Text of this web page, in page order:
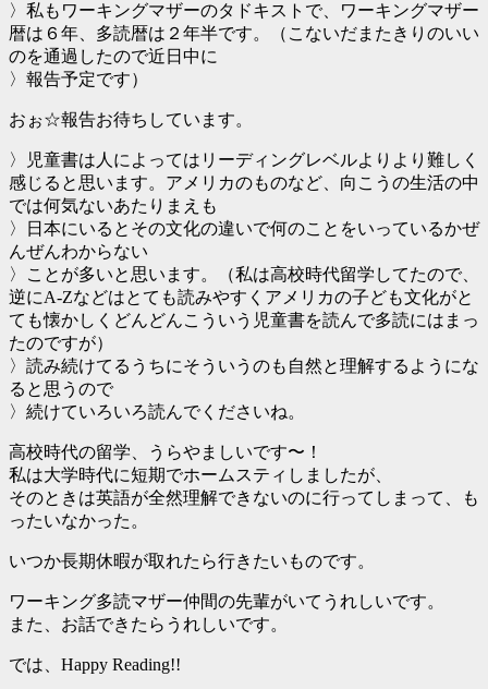
〉私もワーキングマザーのタドキストで、ワーキングマザー
暦は６年、多読暦は２年半です。（こないだまたきりのいい
のを通過したので近日中に
〉報告予定です）
おぉ☆報告お待ちしています。
〉児童書は人によってはリーディングレベルよりより難しく
感じると思います。アメリカのものなど、向こうの生活の中
では何気ないあたりまえも
〉日本にいるとその文化の違いで何のことをいっているかぜ
んぜんわからない
〉ことが多いと思います。（私は高校時代留学してたので、
逆にA-Zなどはとても読みやすくアメリカの子ども文化がと
ても懐かしくどんどんこういう児童書を読んで多読にはまっ
たのですが）
〉読み続けてるうちにそういうのも自然と理解するようにな
ると思うので
〉続けていろいろ読んでくださいね。
高校時代の留学、うらやましいです〜！
私は大学時代に短期でホームスティしましたが、
そのときは英語が全然理解できないのに行ってしまって、も
ったいなかった。
いつか長期休暇が取れたら行きたいものです。
ワーキング多読マザー仲間の先輩がいてうれしいです。
また、お話できたらうれしいです。
では、Happy Reading!!